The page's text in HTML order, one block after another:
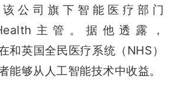
公司旗下智能医疗部门
主管。据他透露，
和英国全民医疗系统（NHS）
能够从人工智能技术中收益。